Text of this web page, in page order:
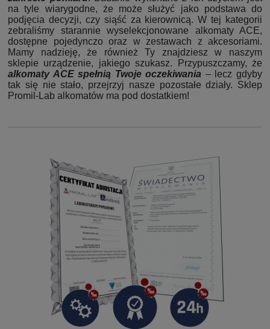
na tyle wiarygodne, że może służyć jako podstawa do
podjęcia decyzji, czy siąść za kierownicą. W tej kategorii
zebraliśmy starannie wyselekcjonowane alkomaty ACE,
dostępne pojedynczo oraz w zestawach z akcesoriami.
Mamy nadzieję, że również Ty znajdziesz w naszym
sklepie urządzenie, jakiego szukasz. Przypuszczamy, że
alkomaty ACE spełnią Twoje oczekiwania – lecz gdyby
tak się nie stało, przejrzyj nasze pozostałe działy. Sklep
Promil-Lab alkomatów ma pod dostatkiem!